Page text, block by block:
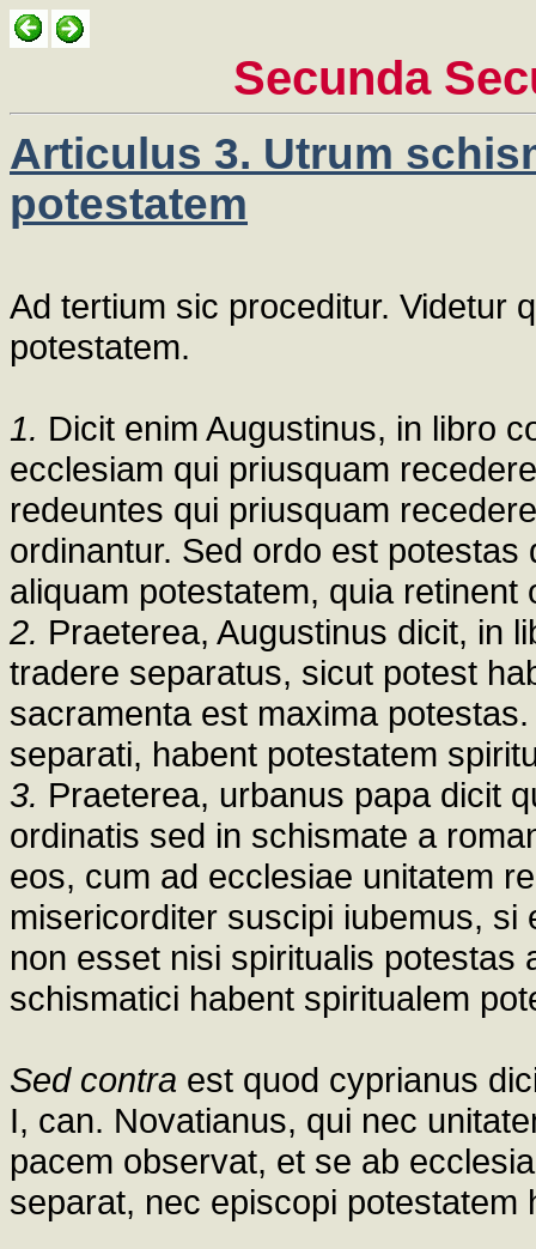
Secunda
Articulus 3. Utrum
potestatem
Ad tertium sic proceditur. Videtur
potestatem.
1. Dicit enim Augustinus, in libro
ecclesiam qui priusquam
redeuntes qui priusquam
ordinantur. Sed ordo est
aliquam potestatem, quia retinent
2. Praeterea, Augustinus dicit, in
tradere separatus, sicut potest
sacramenta est maxima
separati, habent potestatem
3. Praeterea, urbanus papa dicit
ordinatis sed in schismate a
eos, cum ad ecclesiae unitatem
misericorditer suscipi iubemus,
non esset nisi spiritualis
schismatici habent spiritualem
Sed contra est quod cyprianus
I, can. Novatianus, qui nec
pacem observat, et se ab
separat, nec episcopi